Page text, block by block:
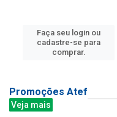
Faça seu login ou
cadastre-se para
comprar.
Promoções Atef
Veja mais